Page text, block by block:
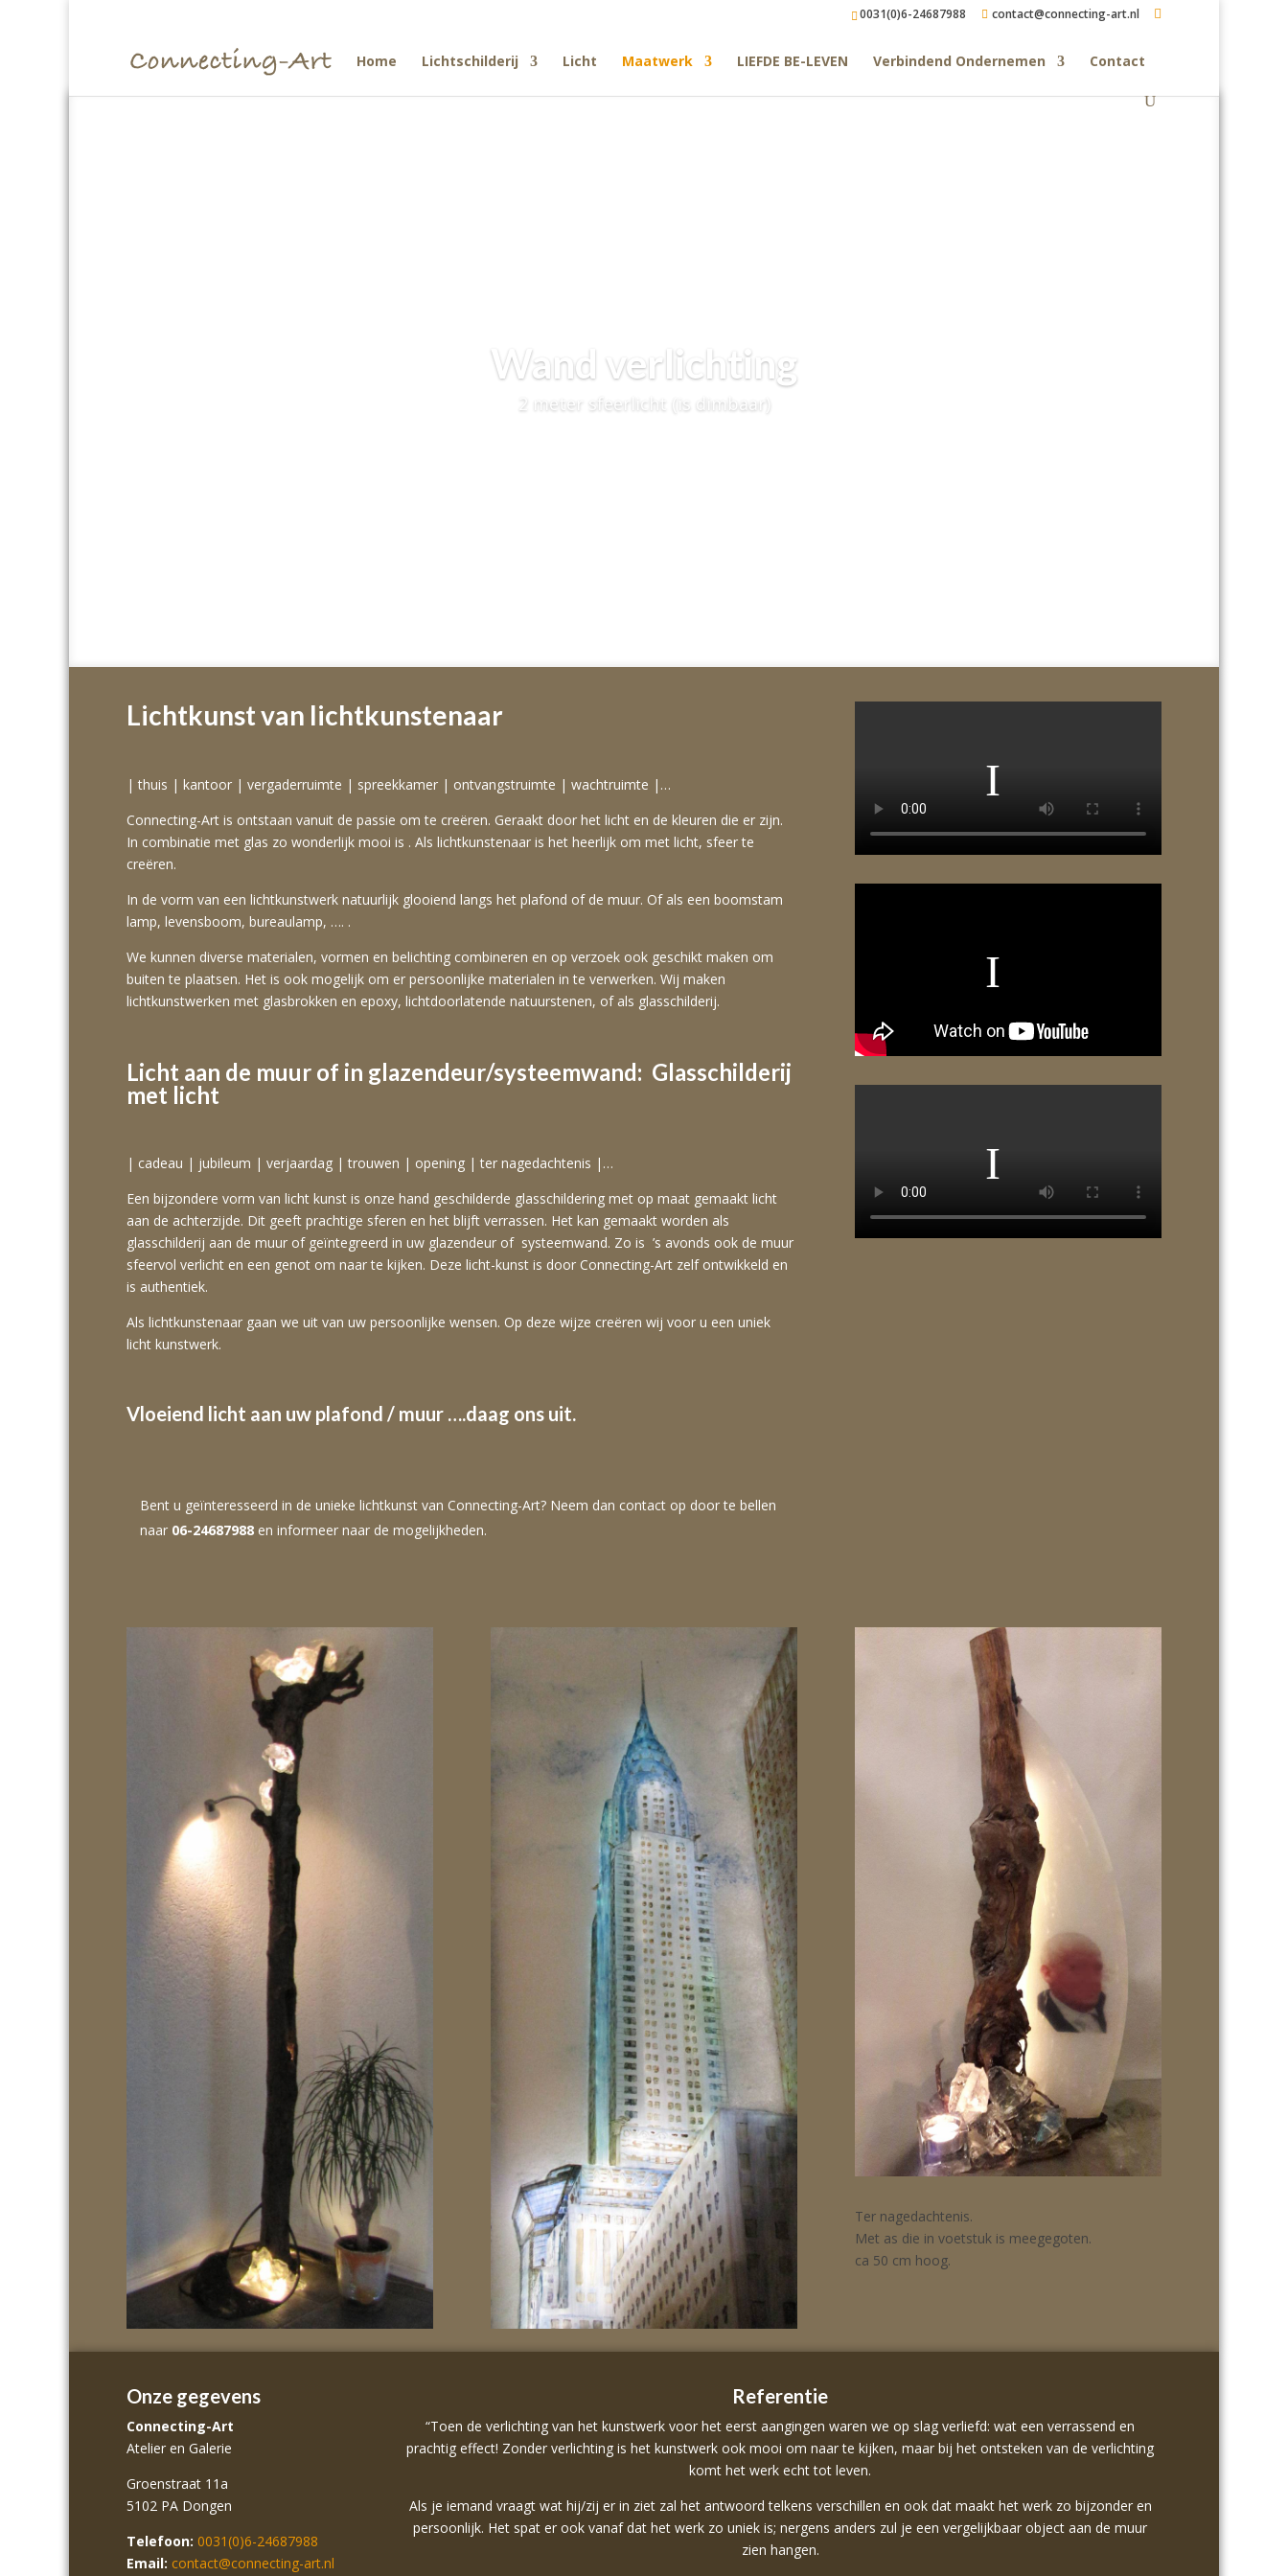
0031(0)6-24687988 contact@connecting-art.nl
Home Lichtschilderij Licht Maatwerk LIEFDE BE-LEVEN Verbindend Ondernemen Contact
Licht en glasbrokken in 3D objecten
Lichtkunst van lichtkunstenaar
| thuis | kantoor | vergaderruimte | spreekkamer | ontvangstruimte | wachtruimte |…
Connecting-Art is ontstaan vanuit de passie om te creëren. Geraakt door het licht en de kleuren die er zijn.
In combinatie met glas zo wonderlijk mooi is . Als lichtkunstenaar is het heerlijk om met licht, sfeer te
creëren.
In de vorm van een lichtkunstwerk natuurlijk glooiend langs het plafond of de muur. Of als een boomstam
lamp, levensboom, bureaulamp, …. .
We kunnen diverse materialen, vormen en belichting combineren en op verzoek ook geschikt maken om
buiten te plaatsen. Het is ook mogelijk om er persoonlijke materialen in te verwerken. Wij maken
lichtkunstwerken met glasbrokken en epoxy, lichtdoorlatende natuurstenen, of als glasschilderij.
Licht aan de muur of in glazendeur/systeemwand: Glasschilderij
met licht
| cadeau | jubileum | verjaardag | trouwen | opening | ter nagedachtenis |…
Een bijzondere vorm van licht kunst is onze hand geschilderde glasschildering met op maat gemaakt licht
aan de achterzijde. Dit geeft prachtige sferen en het blijft verrassen. Het kan gemaakt worden als
glasschilderij aan de muur of geïntegreerd in uw glazendeur of systeemwand. Zo is ’s avonds ook de muur
sfeervol verlicht en een genot om naar te kijken. Deze licht-kunst is door Connecting-Art zelf ontwikkeld en
is authentiek.
Als lichtkunstenaar gaan we uit van uw persoonlijke wensen. Op deze wijze creëren wij voor u een uniek
licht kunstwerk.
Vloeiend licht aan uw plafond / muur ….daag ons uit.
Bent u geïnteresseerd in de unieke lichtkunst van Connecting-Art? Neem dan contact op door te bellen
naar 06-24687988 en informeer naar de mogelijkheden.
Ter nagedachtenis.
Met as die in voetstuk is meegegoten.
ca 50 cm hoog.
Onze gegevens
Connecting-Art
Atelier en Galerie
Groenstraat 11a
5102 PA Dongen
Telefoon: 0031(0)6-24687988
Email: contact@connecting-art.nl
Referentie
“Toen de verlichting van het kunstwerk voor het eerst aangingen waren we op slag verliefd: wat een verrassend en
prachtig effect! Zonder verlichting is het kunstwerk ook mooi om naar te kijken, maar bij het ontsteken van de verlichting
komt het werk echt tot leven.
Als je iemand vraagt wat hij/zij er in ziet zal het antwoord telkens verschillen en ook dat maakt het werk zo bijzonder en
persoonlijk. Het spat er ook vanaf dat het werk zo uniek is; nergens anders zul je een vergelijkbaar object aan de muur
zien hangen.